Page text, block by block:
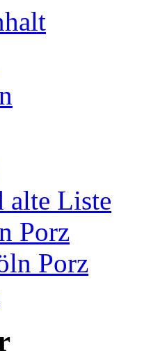
alte Liste
Porz
Porz